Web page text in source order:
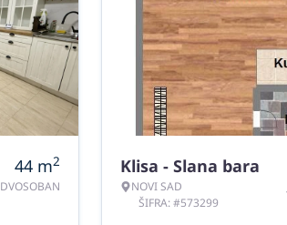
44 m2
DVOSOBAN
Klisa - Slana bara
NOVI SAD
ŠIFRA: #573299